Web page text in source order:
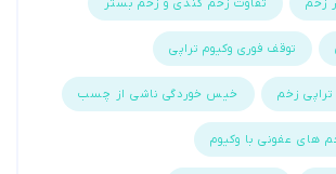
تفاوت زخم کندی و زخم بستر
توقف فوری وکیوم تراپی
زخم خیس خوردگی ناشی از چسب
عفونی با وکیوم